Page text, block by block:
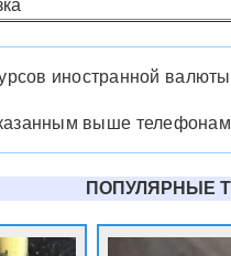
иностранной
выше
ПОПУЛЯРНЫЕ